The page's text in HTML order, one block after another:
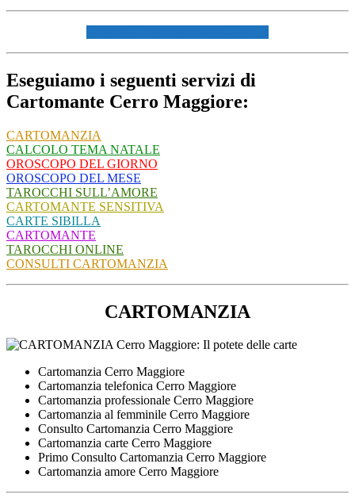
Eseguiamo i seguenti servizi di
Cartomante Cerro Maggiore:
CARTOMANZIA
CALCOLO TEMA NATALE
OROSCOPO DEL GIORNO
OROSCOPO DEL MESE
TAROCCHI SULL’AMORE
CARTOMANTE SENSITIVA
CARTE SIBILLA
CARTOMANTE
TAROCCHI ONLINE
CONSULTI CARTOMANZIA
CARTOMANZIA
Cartomanzia Cerro Maggiore
Cartomanzia telefonica Cerro Maggiore
Cartomanzia professionale Cerro Maggiore
Cartomanzia al femminile Cerro Maggiore
Consulto Cartomanzia Cerro Maggiore
Cartomanzia carte Cerro Maggiore
Primo Consulto Cartomanzia Cerro Maggiore
Cartomanzia amore Cerro Maggiore